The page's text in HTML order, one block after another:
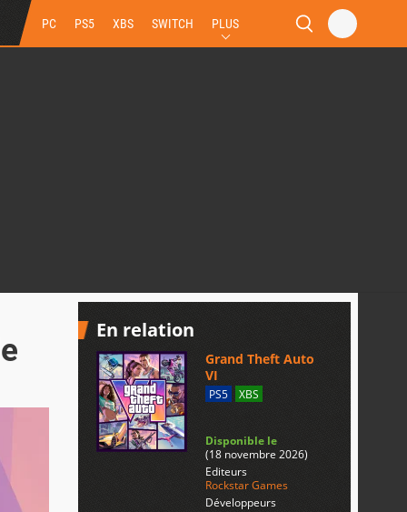
PC PS5 XBS SWITCH PLUS
En relation
Grand Theft Auto
VI
PS5 XBS
Disponible le
(18 novembre 2026)
Editeurs
Rockstar Games
Développeurs